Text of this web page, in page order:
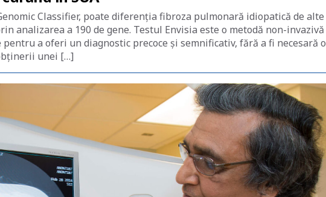
Classifier, poate diferenția fibroza pulmonară idiopatică de alte
analizarea a 190 de gene. Testul Envisia este o metodă non-invazivă
a oferi un diagnostic precoce și semnificativ, fără a fi necesară o
unei […]